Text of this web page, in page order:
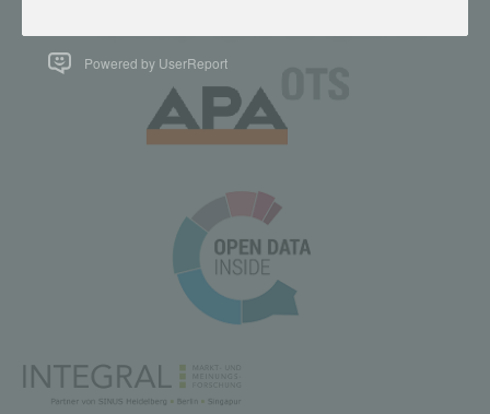
Powered by UserReport